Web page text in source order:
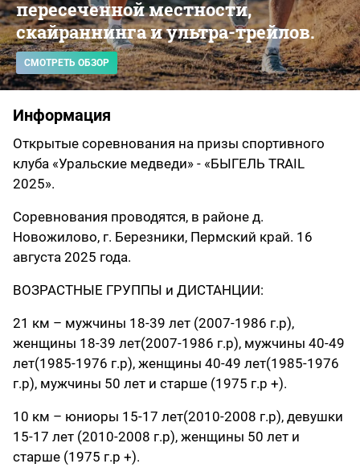
пересеченной местности,
скайраннинга и ультра-трейлов.
СМОТРЕТЬ ОБЗОР
Информация
Открытые соревнования на призы спортивного
клуба «Уральские медведи» - «БЫГЕЛЬ TRAIL
2025».
Соревнования проводятся, в районе д.
Новожилово, г. Березники, Пермский край. 16
августа 2025 года.
ВОЗРАСТНЫЕ ГРУППЫ и ДИСТАНЦИИ:
21 км – мужчины 18-39 лет (2007-1986 г.р),
женщины 18-39 лет(2007-1986 г.р), мужчины 40-49
лет(1985-1976 г.р), женщины 40-49 лет(1985-1976
г.р), мужчины 50 лет и старше (1975 г.р +).
10 км – юниоры 15-17 лет(2010-2008 г.р), девушки
15-17 лет (2010-2008 г.р), женщины 50 лет и
старше (1975 г.р +).